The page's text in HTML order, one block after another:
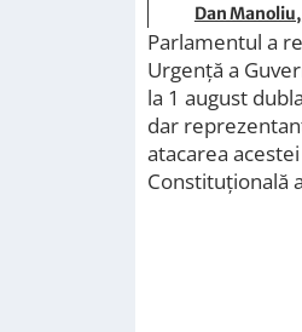
Dan
Parlamentul a
Urgenţă a
la 1 august
dar
atacarea
Constituțională